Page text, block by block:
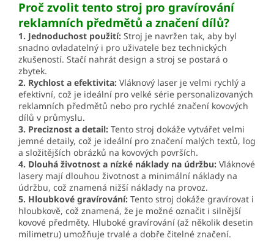
Proč zvolit tento stroj pro gravírování
reklamních předmětů a značení dílů?
1. Jednoduchost použití: Stroj je navržen tak, aby byl
snadno ovladatelný i pro uživatele bez technických
zkušeností. Stačí nahrát design a stroj se postará o
zbytek.
2. Rychlost a efektivita: Vláknový laser je velmi rychlý a
efektivní, což je ideální pro velké série personalizovaných
reklamních předmětů nebo pro rychlé značení kovových
dílů v průmyslu.
3. Preciznost a detail: Tento stroj dokáže vytvářet velmi
jemné detaily, což je ideální pro značení malých textů, log
a složitějších obrázků na kovových površích.
4. Dlouhá životnost a nízké náklady na údržbu: Vláknové
lasery mají dlouhou životnost a minimální náklady na
údržbu, což znamená nižší náklady na provoz.
5. Hloubkové gravírování: Tento stroj dokáže gravírovat i
hloubkově, což znamená, že je možné označit i silnější
kovové předměty. Hluboké gravírování (až několik desetin
milimetru) umožňuje trvalé a dobře čitelné značení.